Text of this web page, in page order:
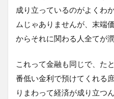
成り立っているのがよくわ
ムじゃありませんが、末端
からそれに関わる人全てが潤
これって金融も同じで、た
番低い金利で預けてくれる
りまわって経済が成り立つ